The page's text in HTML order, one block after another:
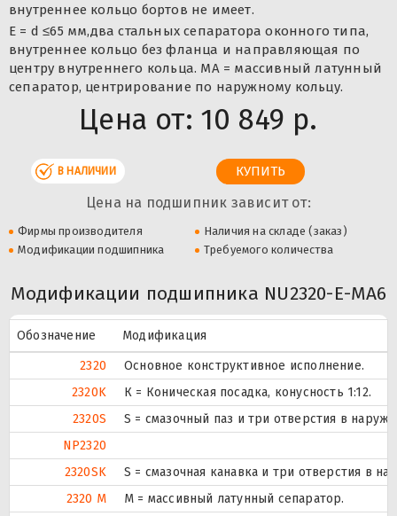
внутреннее кольцо бортов не имеет.
E = d ≤65 мм,два стальных сепаратора оконного типа,
внутреннее кольцо без фланца и направляющая по
центру внутреннего кольца. MA = массивный латунный
сепаратор, центрирование по наружному кольцу.
Цена от: 10 849 р.
В НАЛИЧИИ
Цена на подшипник зависит от:
Фирмы производителя
Наличия на складе (заказ)
Модификации подшипника
Требуемого количества
Модификации подшипника NU2320-E-MA6
Обозначение
Модификация
2320
Основное конструктивное исполнение.
2320K
К = Коническая посадка, конусность 1:12.
2320S
S = смазочный паз и три отверстия в
NP2320
2320SK
S = смазочная канавка и три отверстия в
2320 M
M = массивный латунный сепаратор.